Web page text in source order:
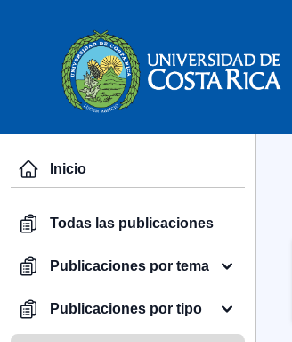
Inicio
Todas las publicaciones
Publicaciones por tema
Publicaciones por tipo